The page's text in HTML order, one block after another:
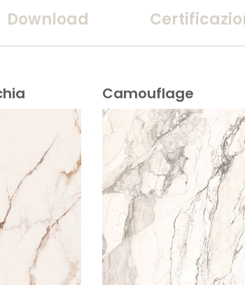
Download
Camouflage